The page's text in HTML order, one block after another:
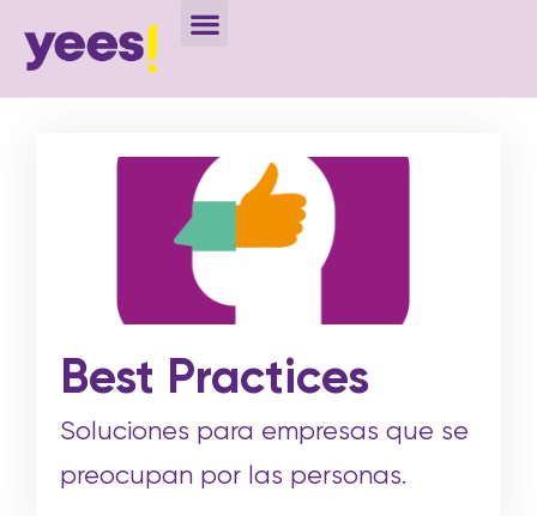
Best Practices
Soluciones para empresas que se
preocupan por las personas.